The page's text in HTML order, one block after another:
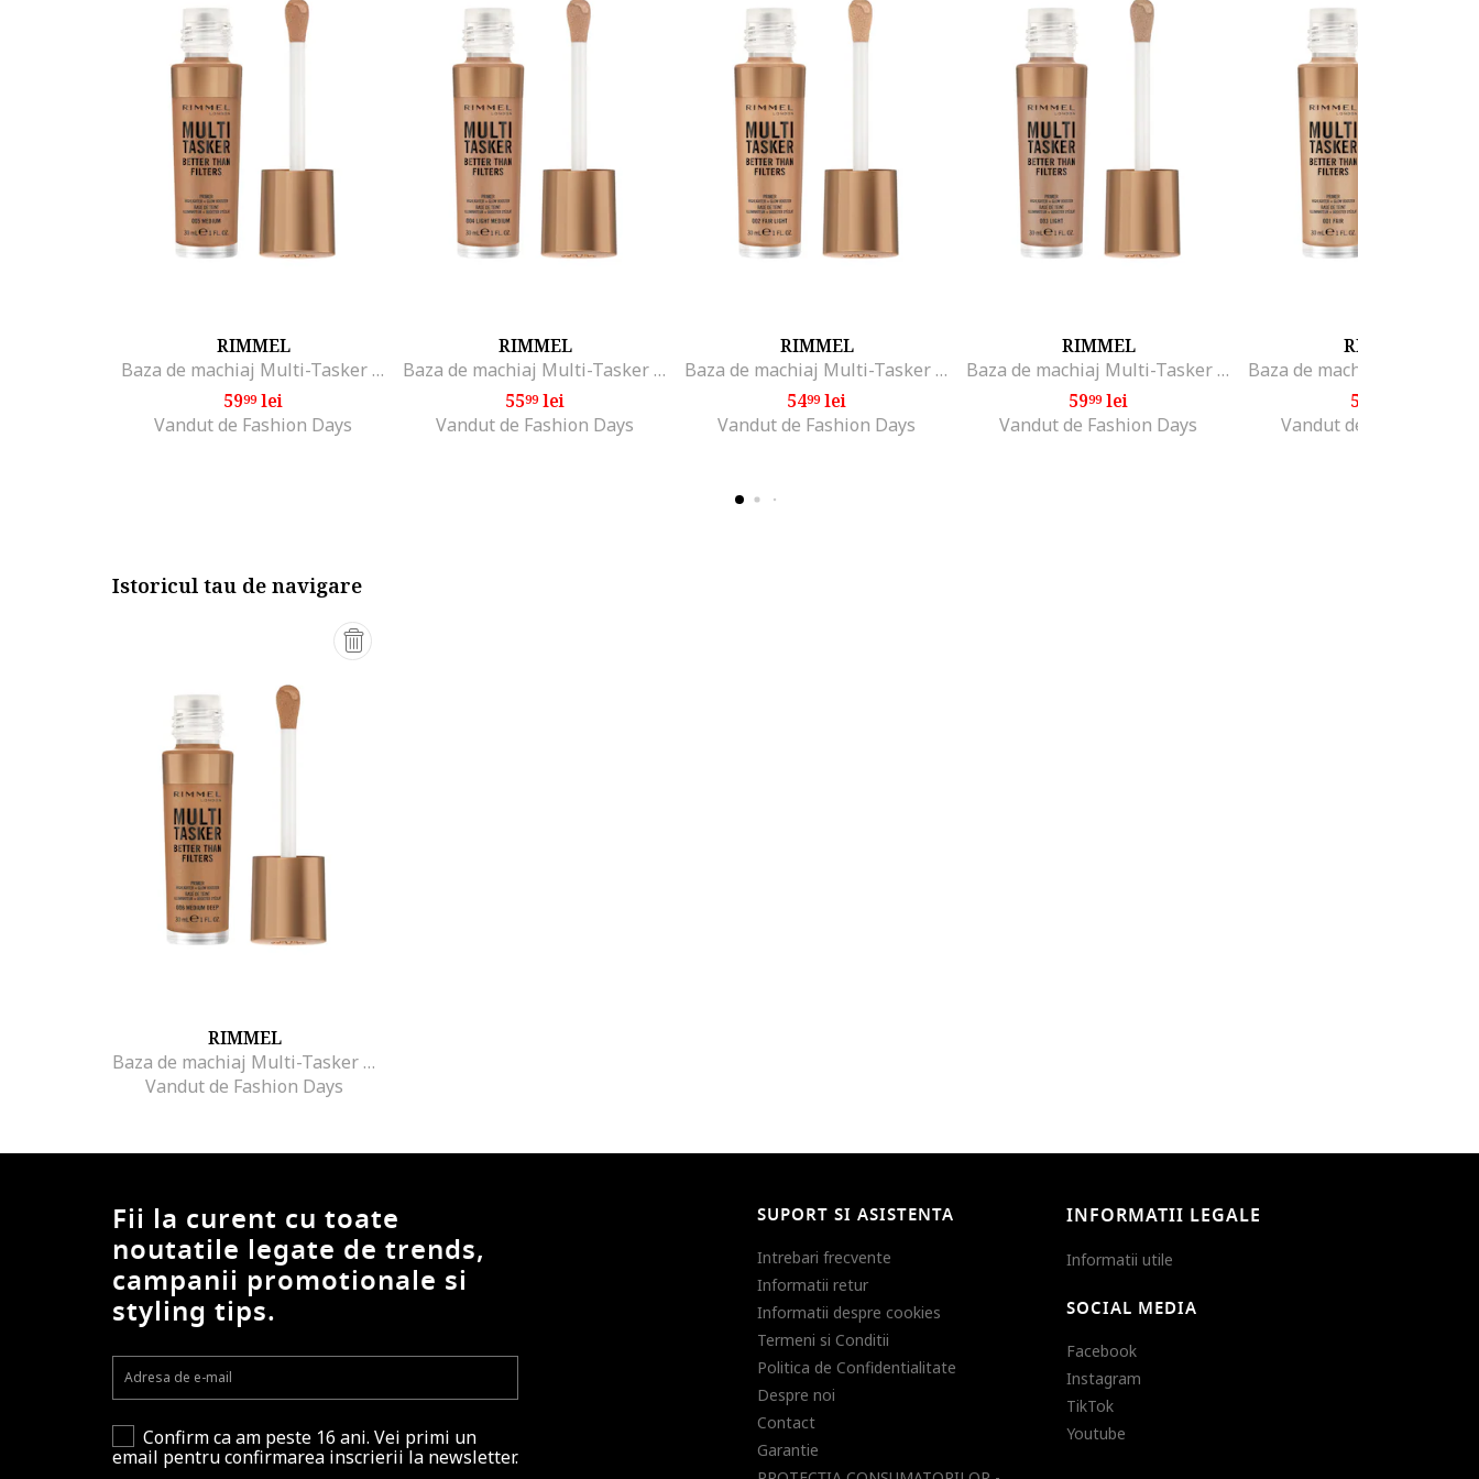
RIMMEL
Baza de machiaj Multi-Tasker Better Than Filters, 30 ml, Medium
5999lei
Vandut de Fashion Days
RIMMEL
Baza de machiaj Multi-Tasker Better Than Filters, 30 ml, Light Medium
5599lei
Vandut de Fashion Days
RIMMEL
Baza de machiaj Multi-Tasker Better Than Filters, 30 ml, Fair Light
5499lei
Vandut de Fashion Days
RIMMEL
Baza de machiaj Multi-Tasker Better Than Filters, 30 ml, Light
5999lei
Vandut de Fashion Days
RIMMEL
59
Vandut de Fashion Days
Istoricul tau de navigare
RIMMEL
Baza de machiaj Multi-Tasker Better Than Filters, 30 ml, Medium Deep
Vandut de Fashion Days
Fii la curent cu toate
noutatile legate de trends,
campanii promotionale si
styling tips.
Confirm ca am peste 16 ani. Vei primi un
email pentru confirmarea inscrierii la newsletter.
SUPORT SI ASISTENTA
Intrebari frecvente
Informatii retur
Informatii despre cookies
Termeni si Conditii
Politica de Confidentialitate
Despre noi
Contact
Garantie
INFORMATII LEGALE
Informatii utile
SOCIAL MEDIA
Facebook
Instagram
TikTok
Youtube